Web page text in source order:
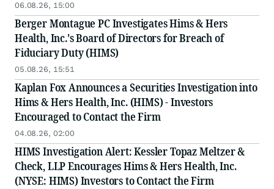
06.08.26, 15:00
Berger Montague PC Investigates Hims & Hers
Health, Inc.'s Board of Directors for Breach of
Fiduciary Duty (HIMS)
05.08.26, 15:51
Kaplan Fox Announces a Securities Investigation into
Hims & Hers Health, Inc. (HIMS) - Investors
Encouraged to Contact the Firm
04.08.26, 02:00
HIMS Investigation Alert: Kessler Topaz Meltzer &
Check, LLP Encourages Hims & Hers Health, Inc.
(NYSE: HIMS) Investors to Contact the Firm